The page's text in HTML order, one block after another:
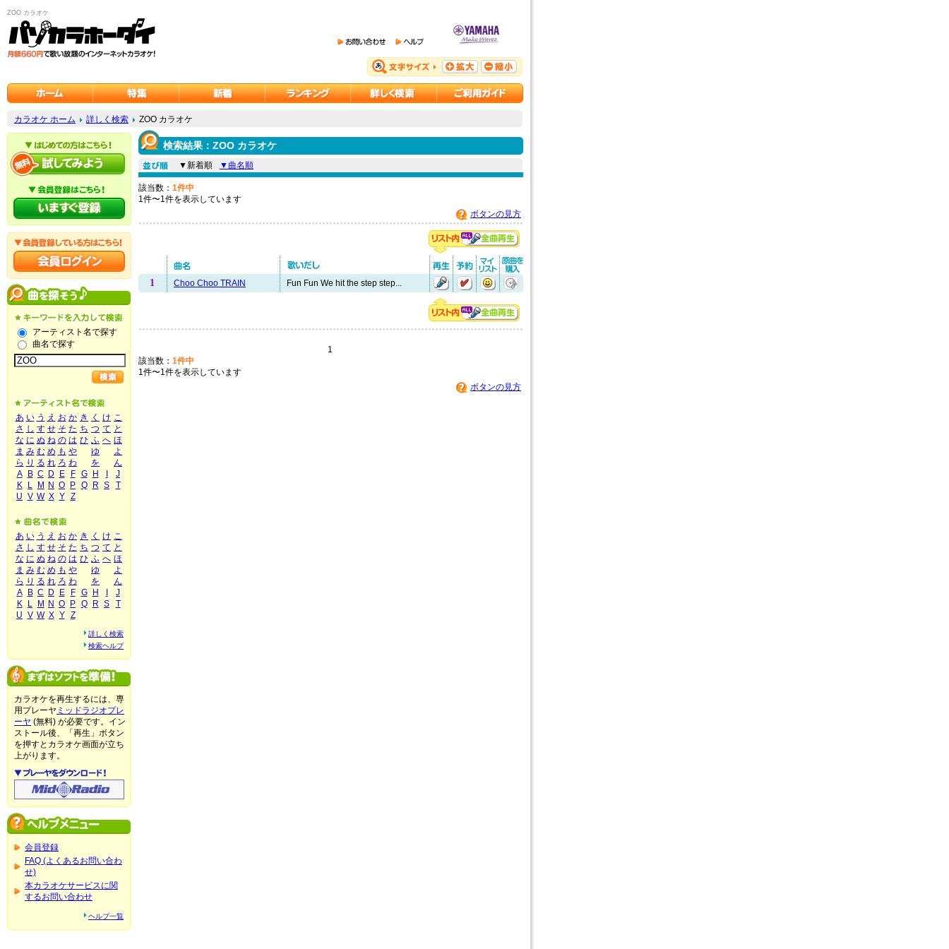
ZOO カラオケ
カラオケ ホーム 詳しく検索 ZOO カラオケ
アーティスト名で探す
曲名で探す
あ い う え お か き く け こ
さ し す せ そ た ち つ て と
な に ぬ ね の は ひ ふ へ ほ
ま み む め も や ゆ
よ
ら り る れ ろ わ を
ん
A
B C D E F G H
J
K
L M N O P Q R S
T
U V W X Y Z
あ い う え お か き く け こ
さ し す せ そ た ち つ て と
な に ぬ ね の は ひ ふ へ ほ
ま み む め も や ゆ
よ
ら り る れ ろ わ を
ん
A
B C D E F G H
J
K
L M N O P Q R S
T
U V W X Y Z
詳しく検索
検索ヘルプ
カラオケを再生するには、専
用プレーヤ ミッドラジオプレ
ーヤ (無料) が必要です。イン
ストール後、「再生」ボタン
を押すとカラオケ画面が立ち
上がります。
会員登録
FAQ (よくあるお問い合わ
せ)
本カラオケサービスに関
するお問い合わせ
ヘルプ一覧
検索結果：ZOO カラオケ
▼新着順 ▼曲名順
該当数： 1件中
1件〜1件を表示しています
ボタンの見方
1 Choo Choo TRAIN Fun Fun We hit the step step...
1
該当数： 1件中
1件〜1件を表示しています
ボタンの見方